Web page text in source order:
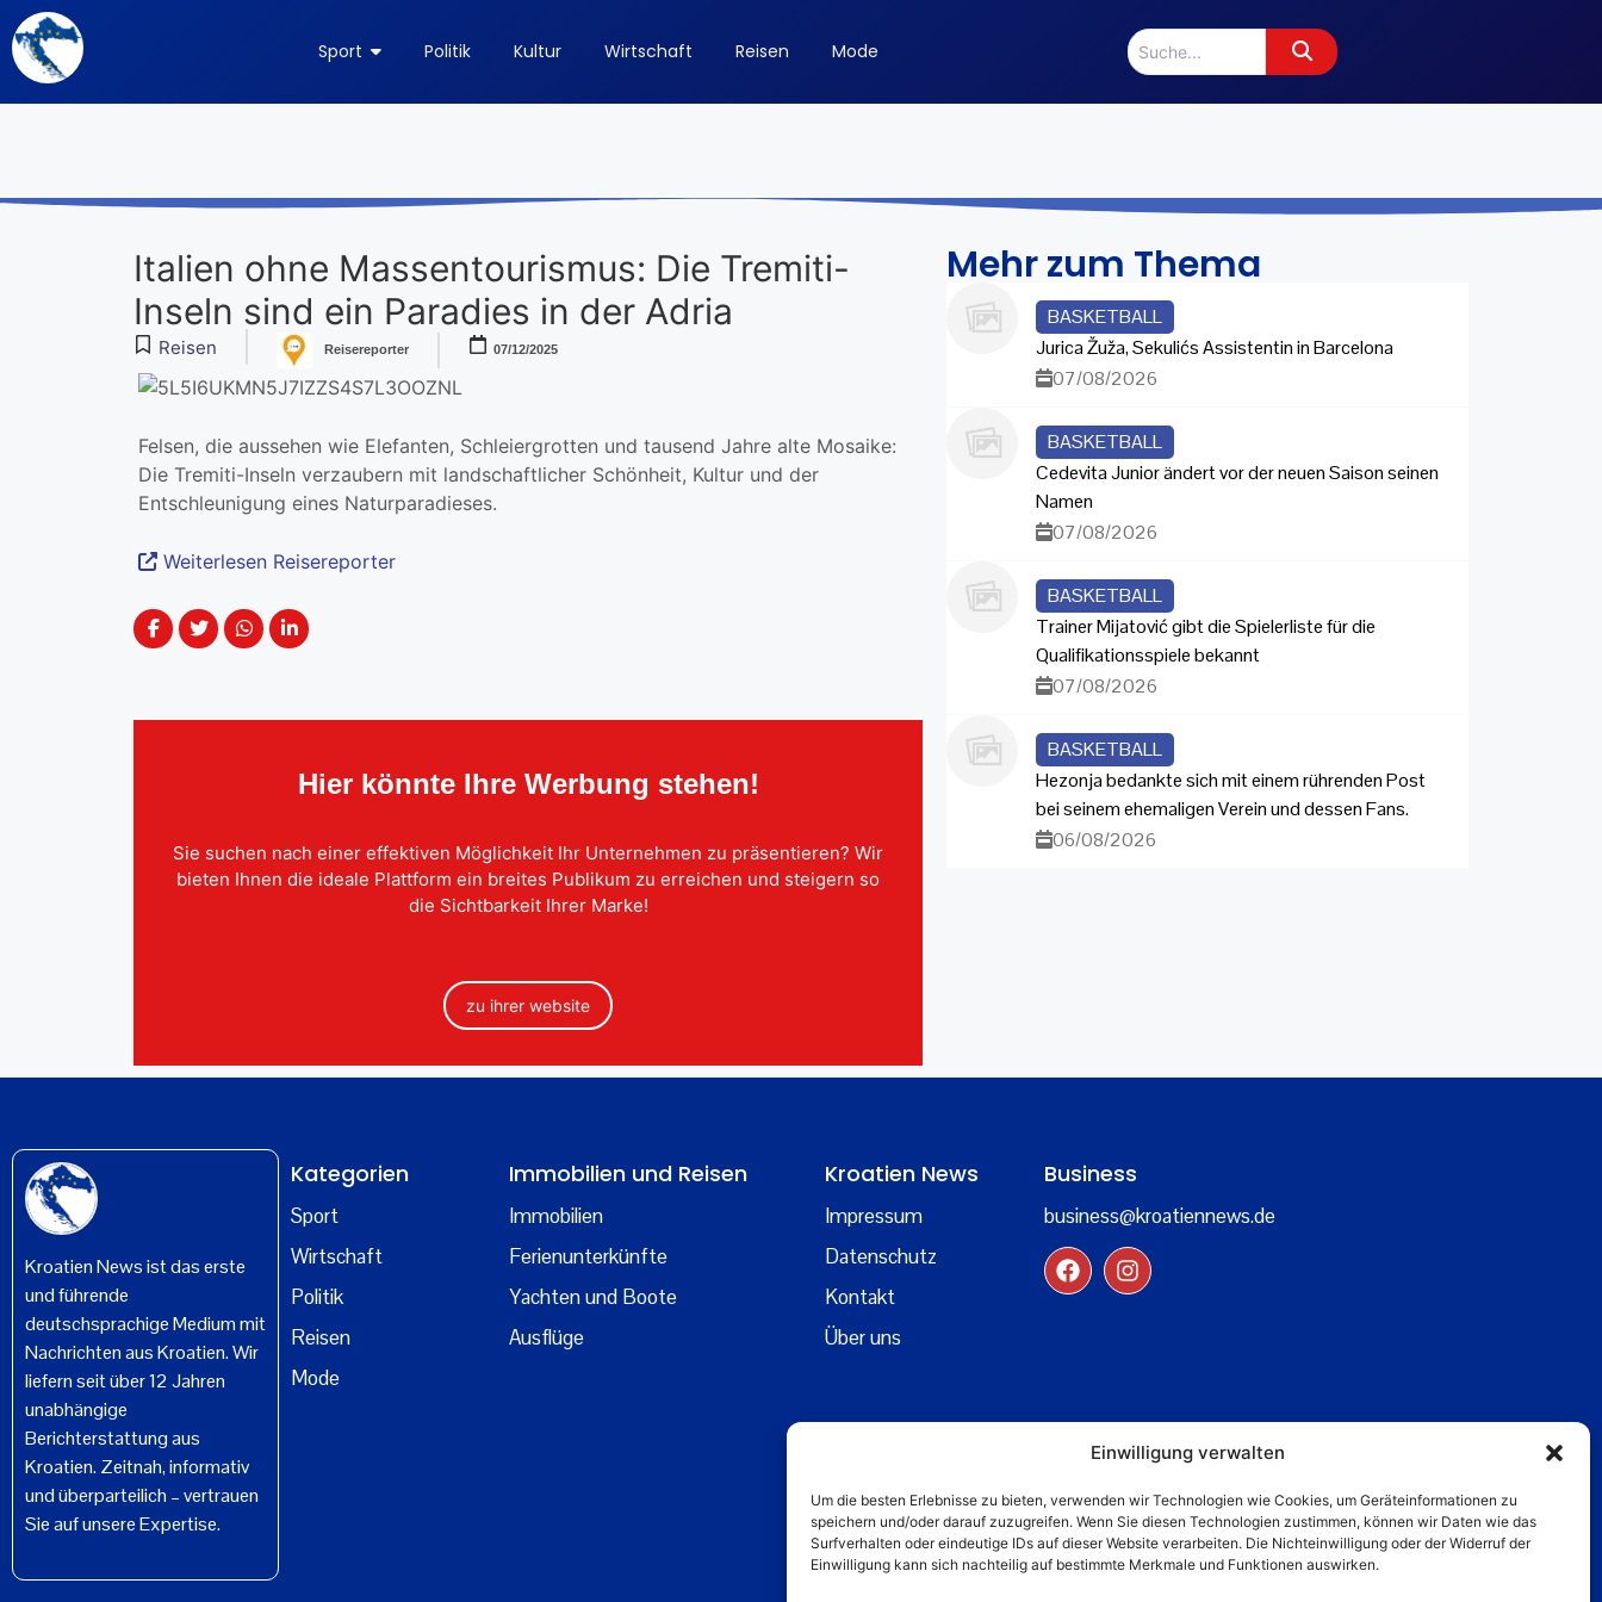
Einwilligung verwalten
Um die besten Erlebnisse zu bieten, verwenden wir Technologien wie Cookies, um Geräteinformationen zu
speichern und/oder darauf zuzugreifen. Wenn Sie diesen Technologien zustimmen, können wir Daten wie das
Surfverhalten oder eindeutige IDs auf dieser Website verarbeiten. Die Nichteinwilligung oder der Widerruf der
Einwilligung kann sich nachteilig auf bestimmte Merkmale und Funktionen auswirken.
Sport Politik Kultur Wirtschaft Reisen Mode
Italien ohne Massentourismus: Die Tremiti-
Inseln sind ein Paradies in der Adria
Reisen Reisereporter 07/12/2025
Felsen, die aussehen wie Elefanten, Schleiergrotten und tausend Jahre alte Mosaike:
Die Tremiti-Inseln verzaubern mit landschaftlicher Schönheit, Kultur und der
Entschleunigung eines Naturparadieses.
Weiterlesen Reisereporter
Hier könnte Ihre Werbung stehen!
Sie suchen nach einer effektiven Möglichkeit Ihr Unternehmen zu präsentieren? Wir
bieten Ihnen die ideale Plattform ein breites Publikum zu erreichen und steigern so
die Sichtbarkeit Ihrer Marke!
zu ihrer website
Mehr zum Thema
BASKETBALL
Jurica Žuža, Sekulićs Assistentin in Barcelona
07/08/2026
BASKETBALL
Cedevita Junior ändert vor der neuen Saison seinen
Namen
07/08/2026
BASKETBALL
Trainer Mijatović gibt die Spielerliste für die
Qualifikationsspiele bekannt
07/08/2026
BASKETBALL
Hezonja bedankte sich mit einem rührenden Post
bei seinem ehemaligen Verein und dessen Fans.
06/08/2026
Kroatien News ist das erste
und führende
deutschsprachige Medium mit
Nachrichten aus Kroatien. Wir
liefern seit über 12 Jahren
unabhängige
Berichterstattung aus
Kroatien. Zeitnah, informativ
und überparteilich – vertrauen
Sie auf unsere Expertise.
Kategorien
Sport
Wirtschaft
Politik
Reisen
Mode
Immobilien und Reisen
Immobilien
Ferienunterkünfte
Yachten und Boote
Ausflüge
Kroatien News
Impressum
Datenschutz
Kontakt
Über uns
Business
business@kroatiennews.de